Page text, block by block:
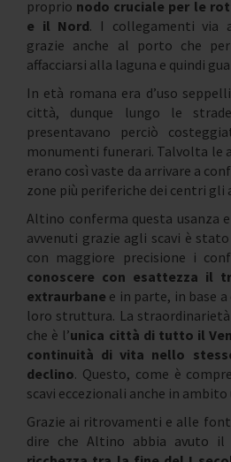
proprio nodo cruciale per le
e il Nord. I collegamenti via
grazie anche al porto che
affacciarsi alla laguna e quindi
In età romana era d’uso
città, dunque lungo le
presentavano perciò
monumenti funerari. Talvolta le
erano così vaste da arrivare a
zone più periferiche dei centri gli
Altino conferma questa usanza
avvenuti grazie agli scavi è
con maggiore precisione i
conoscere con esattezza il
extraurbane e in parte, in base
loro struttura. La
che è l’unica città di tutto il
continuità di vita nello
declino. Questo, come è
scavi eccezionali anche in ambito
Grazie ai ritrovamenti e alle
dire che Altino abbia avuto il